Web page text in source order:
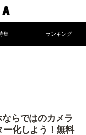
集 ランキング
らではのカメラ
ー化しよう！無料